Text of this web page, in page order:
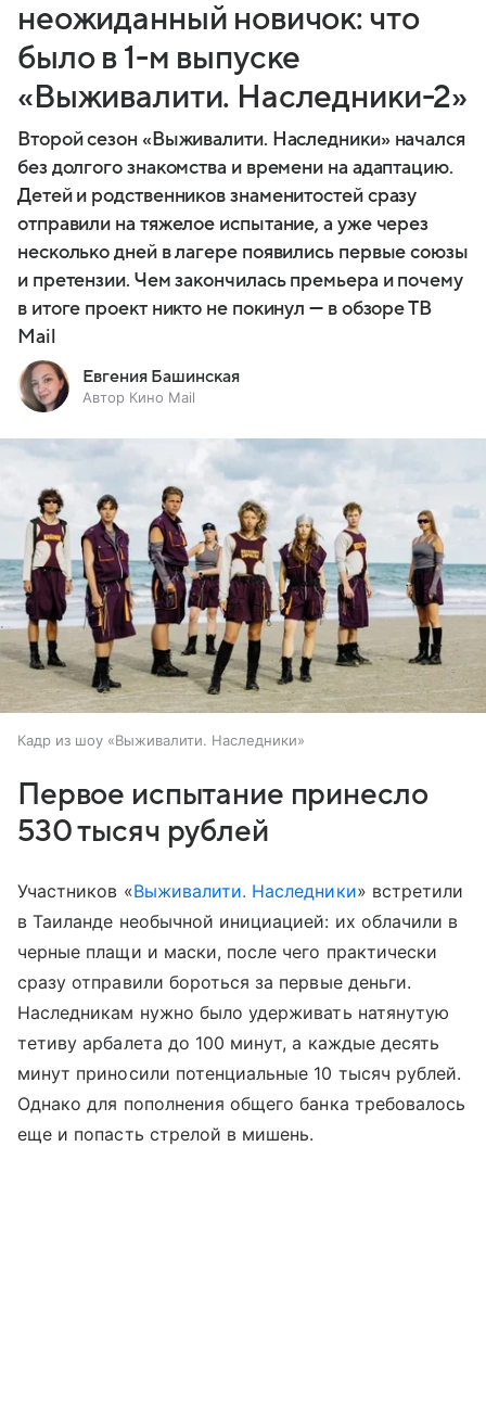
неожиданный новичок: что
было в 1-м выпуске
«Выживалити. Наследники-2»
Второй сезон «Выживалити. Наследники» начался
без долгого знакомства и времени на адаптацию.
Детей и родственников знаменитостей сразу
отправили на тяжелое испытание, а уже через
несколько дней в лагере появились первые союзы
и претензии. Чем закончилась премьера и почему
в итоге проект никто не покинул — в обзоре ТВ
Mail
Евгения Башинская
Автор Кино Mail
Кадр из шоу «Выживалити. Наследники»
Первое испытание принесло
530 тысяч рублей
Участников «Выживалити. Наследники» встретили
в Таиланде необычной инициацией: их облачили в
черные плащи и маски, после чего практически
сразу отправили бороться за первые деньги.
Наследникам нужно было удерживать натянутую
тетиву арбалета до 100 минут, а каждые десять
минут приносили потенциальные 10 тысяч рублей.
Однако для пополнения общего банка требовалось
еще и попасть стрелой в мишень.